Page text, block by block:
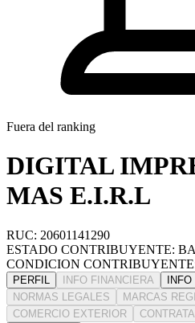
Fuera del ranking
DIGITAL
MAS E.I.R.L
RUC: 20601141290
ESTADO CONTRIBUYENTE:
CONDICION
PERFIL INFO FINANCIERA
NORMAS LEGALES
MARCAS
COMERCIO EXTERIOR